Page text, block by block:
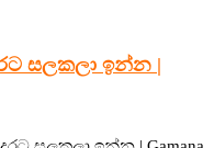
සලකලා ඉන්න |